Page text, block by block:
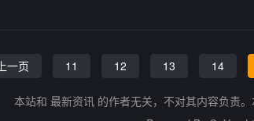
上一页 11 12 13 14
本站和 最新资讯 的作者无关，不对其内容负责